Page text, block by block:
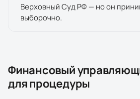
Верховный Суд РФ — но он
выборочно.
Финансовый
для процедуры